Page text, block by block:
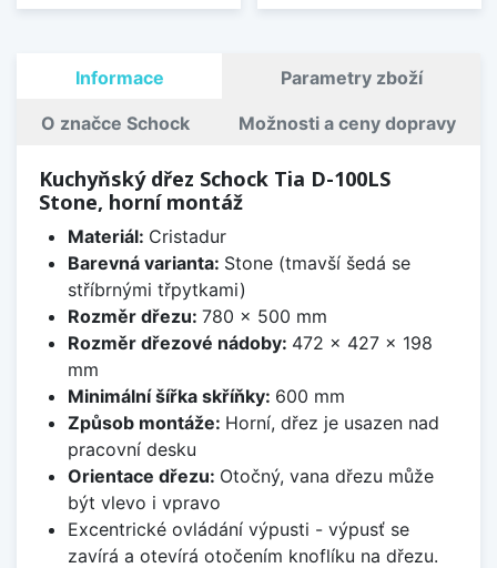
Informace Parametry zboží
O značce Schock Možnosti a ceny dopravy
Kuchyňský dřez Schock Tia D-100LS
Stone, horní montáž
Materiál: Cristadur
Barevná varianta: Stone (tmavší šedá se
stříbrnými třpytkami)
Rozměr dřezu: 780 x 500 mm
Rozměr dřezové nádoby: 472 x 427 x 198
mm
Minimální šířka skříňky: 600 mm
Způsob montáže: Horní, dřez je usazen nad
pracovní desku
Orientace dřezu: Otočný, vana dřezu může
být vlevo i vpravo
Excentrické ovládání výpusti - výpusť se
zavírá a otevírá otočením knoflíku na dřezu.